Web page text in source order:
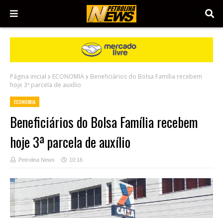
Página inicial ECONOMIA
Beneficiários do Bolsa Família recebem
hoje 3ª parcela de auxílio
ECONOMIA
Beneficiários do Bolsa Família recebem
hoje 3ª parcela de auxílio
Petrolina News 10:16